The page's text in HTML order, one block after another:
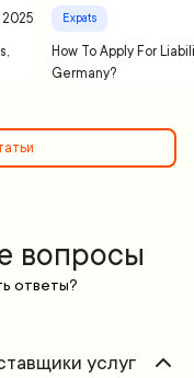
2025 Expats
How To Apply For
Germany?
вопросы
ответы?
услуг